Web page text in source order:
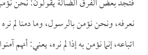
نعرفه، ونحن نؤمن بالرسول، وما دمنا لم نره
اتباعه، إنما نؤمن به إذا لم نره، يعني: أنهم